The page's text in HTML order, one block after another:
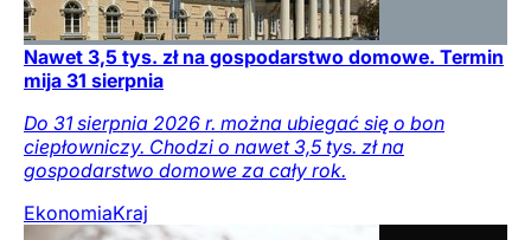
Nawet 3,5 tys. zł na gospodarstwo domowe. Termin
mija 31 sierpnia
Do 31 sierpnia 2026 r. można ubiegać się o bon
ciepłowniczy. Chodzi o nawet 3,5 tys. zł na
gospodarstwo domowe za cały rok.
EkonomiaKraj